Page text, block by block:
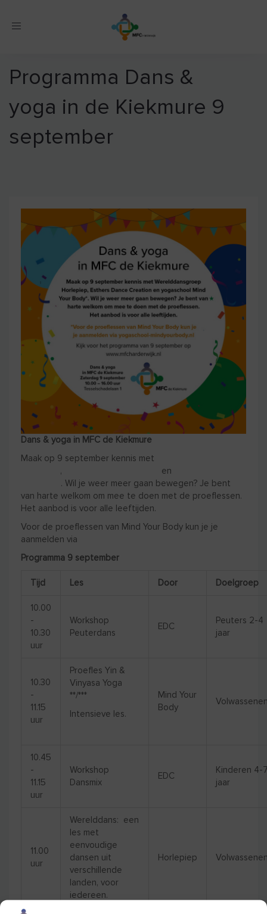
Toggle
Programma Dans &
yoga in de Kiekmure 9
september
Dans & yoga in MFC de Kiekmure
Maak op 9 september kennis met
, en
. Wil je weer meer gaan bewegen? Je bent
van harte welkom om mee te doen met de proeflessen.
Het aanbod is voor alle leeftijden.
Voor de proeflessen van Mind Your Body kun je je
aanmelden via
Programma 9 september
Tijd Les Door Doelgroep
10.00
-
10.30
uur
Workshop
Peuterdans
EDC
Peuters 2-4
jaar
10.30
-
11.15
uur
Proefles Yin &
Vinyasa Yoga
**/***
Intensieve les.
Mind Your
Body
10.45
-
11.15
uur
Workshop
Dansmix
EDC
Kinderen 4-
jaar
11.00
uur
Werelddans: een
les met
eenvoudige
dansen uit
verschillende
landen, voor
iedereen.
Horlepiep